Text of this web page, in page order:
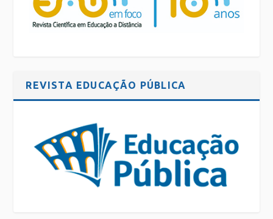
REVISTA EDUCAÇÃO PÚBLICA